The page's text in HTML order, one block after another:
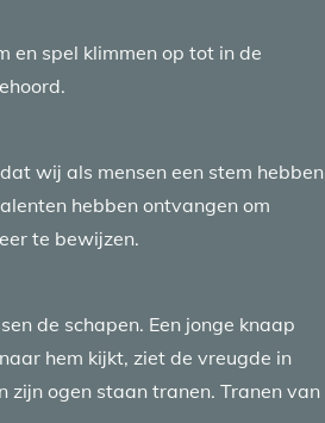
en spel klimmen op tot in de
wij als mensen een stem hebben
hebben ontvangen om
te bewijzen.
de schapen. Een jonge knaap
hem kijkt, ziet de vreugde in
zijn ogen staan tranen. Tranen van